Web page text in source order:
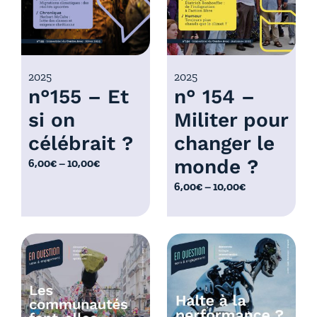
0
0
à
1
0
,
0
0
:
6
,
0
0
à
1
,
0
n°155 – Et
si on
célébrait ?
2025
6,00€–10,00€
P
g
e
d
e
p
r
n° 154 –
Militer pour
changer le
monde ?
2025
6,00€–10,00€
P
a
g
e
d
p